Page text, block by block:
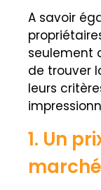
A savoir
seulement
de trouver
leurs
1. Un